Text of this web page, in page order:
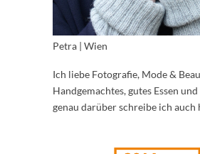
Petra | Wien
Ich liebe Fotografie, Mode &
Handgemachtes, gutes Essen
genau darüber schreibe ich auch